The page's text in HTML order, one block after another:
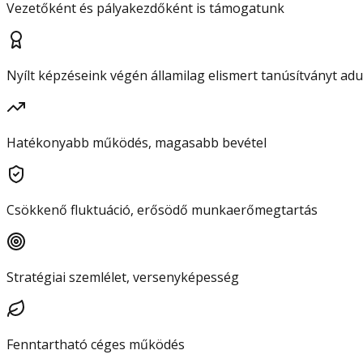
Vezetőként és pályakezdőként is támogatunk
Nyílt képzéseink végén államilag elismert tanúsítványt
Hatékonyabb működés, magasabb bevétel
Csökkenő fluktuáció, erősödő munkaerőmegtartás
Stratégiai szemlélet, versenyképesség
Fenntartható céges működés